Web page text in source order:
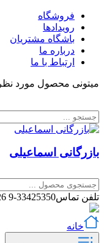
فروشگاه
رویدادها
باشگاه مشتریان
درباره ما
ارتباط با ما
میتونی محصول مورد
بازرگانی اسماعیلی
تلفن تماس33425350-9 026
خانه